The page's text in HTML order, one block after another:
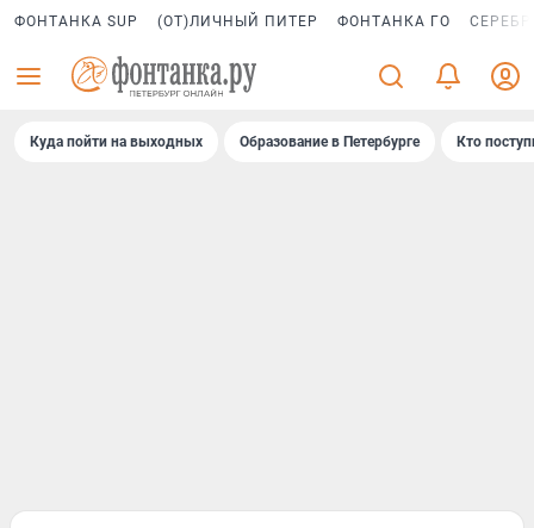
ФОНТАНКА SUP (ОТ)ЛИЧНЫЙ ПИТЕР ФОНТАНКА ГО
Куда пойти на выходных Образование в Петербурге Кто